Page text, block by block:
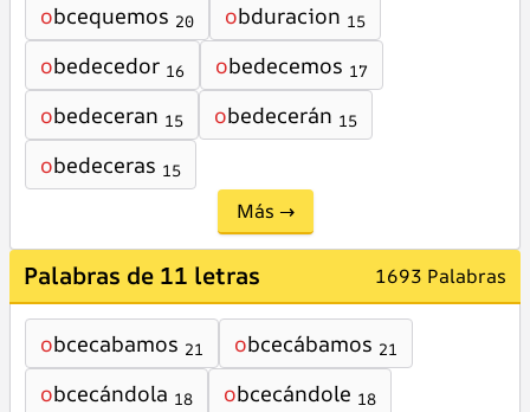
obcequemos 20 obduracion 15
obedecedor 16 obedecemos 17
obedeceran 15 obedecerán 15
obedeceras 15
Más →
Palabras de 11 letras 1693 Palabras
obcecabamos 21 obcecábamos 21
obcecándola 18 obcecándole 18